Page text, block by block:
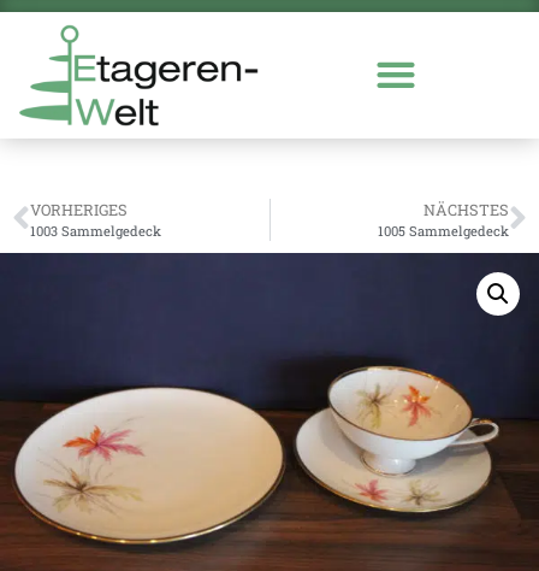
VORHERIGES
1003 Sammelgedeck
NÄCHSTES
1005 Sammelgedeck